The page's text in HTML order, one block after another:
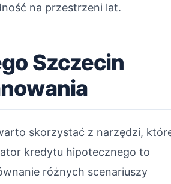
na przestrzeni lat.
Szczecin
skorzystać z narzędzi,
kredytu hipotecznego to
różnych scenariuszy